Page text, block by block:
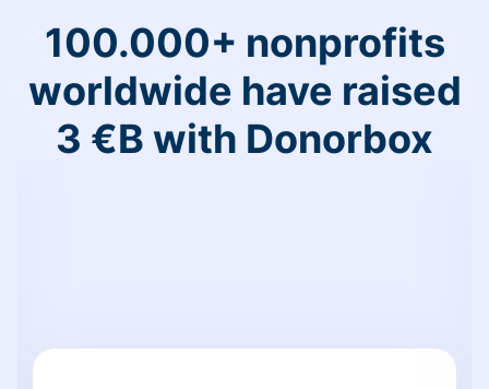
100.000+ nonprofits
worldwide have raised
3 €B with Donorbox